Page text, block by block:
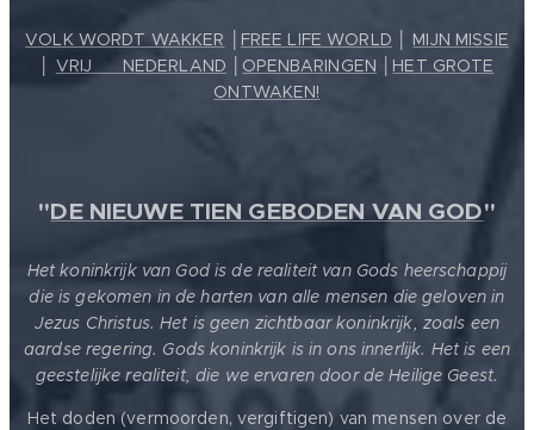
VOLK WORDT WAKKER FREE LIFE WORLD
MIJN MISSIE
VRIJ ❤️ NEDERLAND OPENBARINGEN
HET GROTE
ONTWAKEN!
"DE NIEUWE TIEN GEBODEN VAN GOD"
Het koninkrijk van God is de realiteit van Gods heerschappij
die is gekomen in de harten van alle mensen die geloven in
Jezus Christus. Het is geen zichtbaar koninkrijk, zoals een
aardse regering. Gods koninkrijk is in ons innerlijk. Het is een
geestelijke realiteit, die we ervaren door de Heilige Geest.
Het doden (vermoorden, vergiftigen) van mensen over de